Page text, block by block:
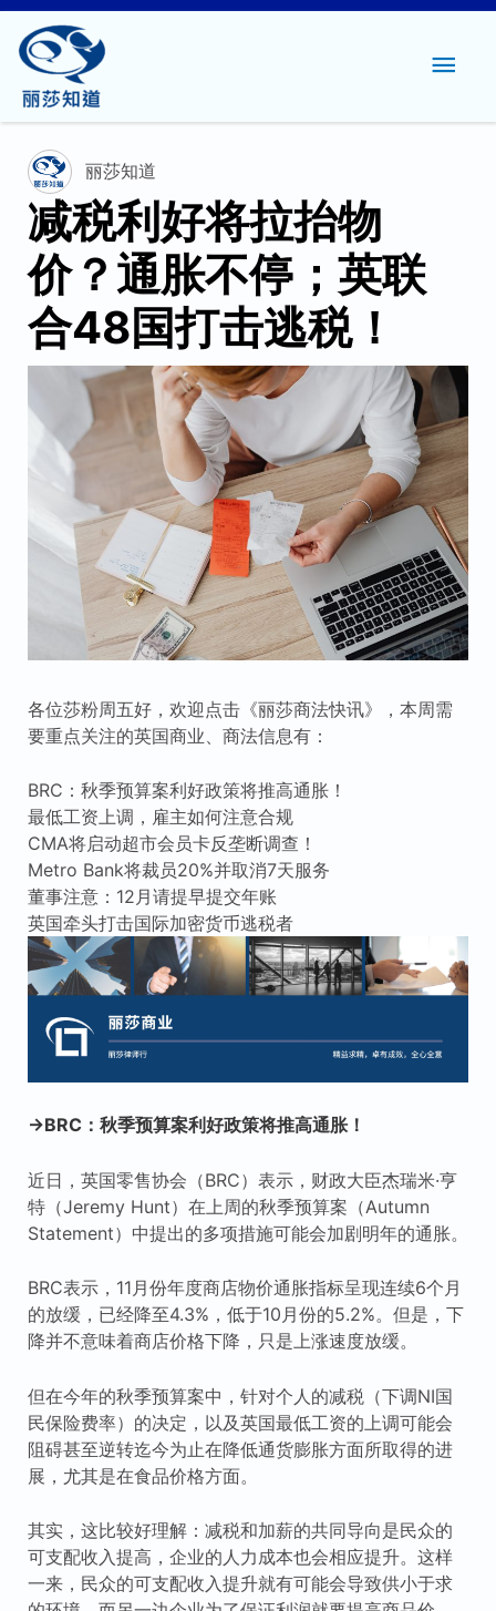
主
菜
丽莎知道
减税利好将拉抬物
价？通胀不停；英联
合48国打击逃税！
各位莎粉周五好，欢迎点击《丽莎商法快讯》，本周需
要重点关注的英国商业、商法信息有：
BRC：秋季预算案利好政策将推高通胀！
最低工资上调，雇主如何注意合规
CMA将启动超市会员卡反垄断调查！
Metro Bank将裁员20%并取消7天服务
董事注意：12月请提早提交年账
英国牵头打击国际加密货币逃税者
→BRC：秋季预算案利好政策将推高通胀！
近日，英国零售协会（BRC）表示，财政大臣杰瑞米·亨
特（Jeremy Hunt）在上周的秋季预算案（Autumn
Statement）中提出的多项措施可能会加剧明年的通胀。
BRC表示，11月份年度商店物价通胀指标呈现连续6个月
的放缓，已经降至4.3%，低于10月份的5.2%。但是，下
降并不意味着商店价格下降，只是上涨速度放缓。
但在今年的秋季预算案中，针对个人的减税（下调NI国
民保险费率）的决定，以及英国最低工资的上调可能会
阻碍甚至逆转迄今为止在降低通货膨胀方面所取得的进
展，尤其是在食品价格方面。
其实，这比较好理解：减税和加薪的共同导向是民众的
可支配收入提高，企业的人力成本也会相应提升。这样
一来，民众的可支配收入提升就有可能会导致供小于求